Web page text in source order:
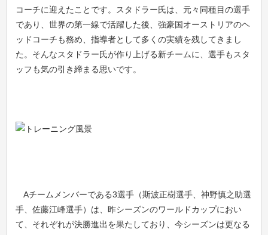
コーチに迎えたことです。スタドラー氏は、元々同種目の選手
であり、世界の第一線で活躍した後、強豪国オーストリアのヘ
ッドコーチも務め、指導者として多くの実績を残してきまし
た。そんなスタドラー氏が作り上げる新チームに、選手もスタ
ッフも気の引き締まる思いです。
Aチームメンバーである3選手（斯波正樹選手、神野慎之助選
手、佐藤江峰選手）は、昨シーズンのワールドカップにおい
て、それぞれが決勝進出を果たしており、今シーズンは更なる